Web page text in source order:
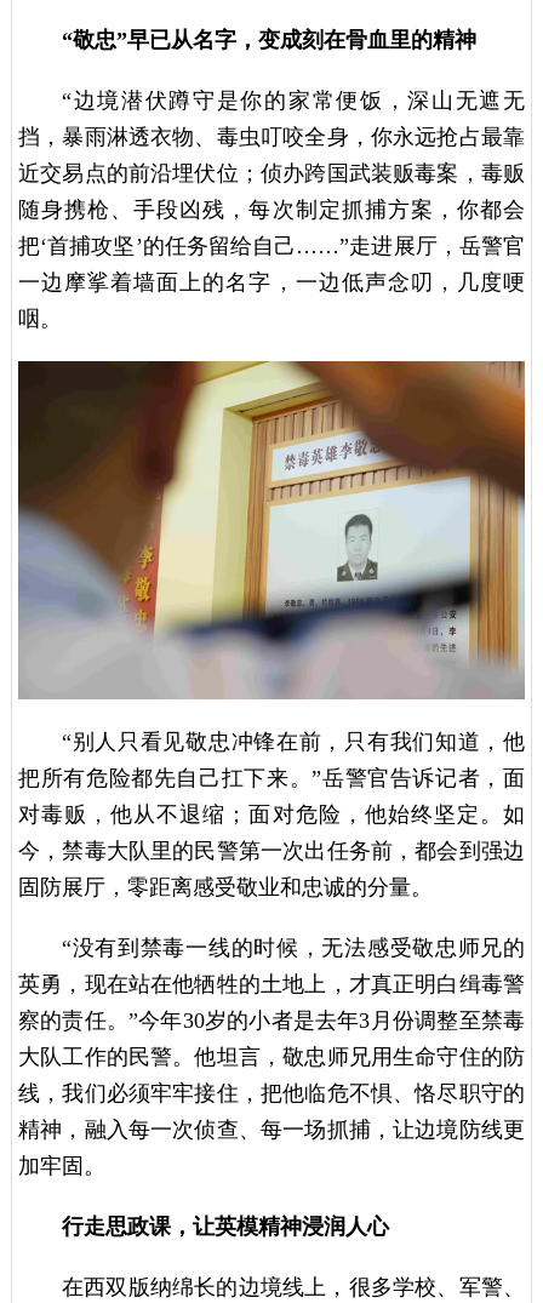
“敬忠”早已从名字，变成刻在骨血里的精神
“边境潜伏蹲守是你的家常便饭，深山无遮无
挡，暴雨淋透衣物、毒虫叮咬全身，你永远抢占最靠
近交易点的前沿埋伏位；侦办跨国武装贩毒案，毒贩
随身携枪、手段凶残，每次制定抓捕方案，你都会
把‘首捕攻坚’的任务留给自己……”走进展厅，岳警官
一边摩挲着墙面上的名字，一边低声念叨，几度哽
咽。
“别人只看见敬忠冲锋在前，只有我们知道，他
把所有危险都先自己扛下来。”岳警官告诉记者，面
对毒贩，他从不退缩；面对危险，他始终坚定。如
今，禁毒大队里的民警第一次出任务前，都会到强边
固防展厅，零距离感受敬业和忠诚的分量。
“没有到禁毒一线的时候，无法感受敬忠师兄的
英勇，现在站在他牺牲的土地上，才真正明白缉毒警
察的责任。”今年30岁的小者是去年3月份调整至禁毒
大队工作的民警。他坦言，敬忠师兄用生命守住的防
线，我们必须牢牢接住，把他临危不惧、恪尽职守的
精神，融入每一次侦查、每一场抓捕，让边境防线更
加牢固。
行走思政课，让英模精神浸润人心
在西双版纳绵长的边境线上，很多学校、军警、